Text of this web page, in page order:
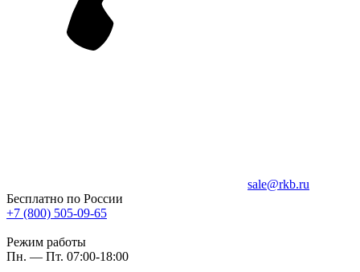
sale@rkb.ru
Бесплатно по России
+7 (800) 505-09-65
Режим работы
Пн. — Пт. 07:00-18:00